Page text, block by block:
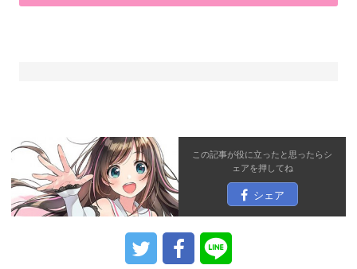
この記事が役に立ったと思ったら シ
ェアを押してね
シェア